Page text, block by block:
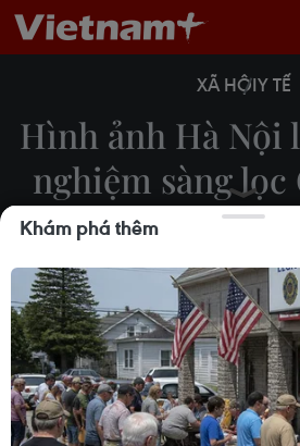
XÃ HỘIY TẾ
Hình ảnh Hà Nội
nghiệm sàng lọc
diện rộng
19/08/2021
Để nhanh chóng đưa F0 ra
chế nguồn lây nhiễm, nhanh
20/8, Hà Nội triển khai lấy mẫu
rộng sàng lọc toàn thành phố,
Khám phá thêm